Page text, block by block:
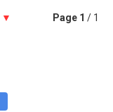
▼ Page 1 / 1